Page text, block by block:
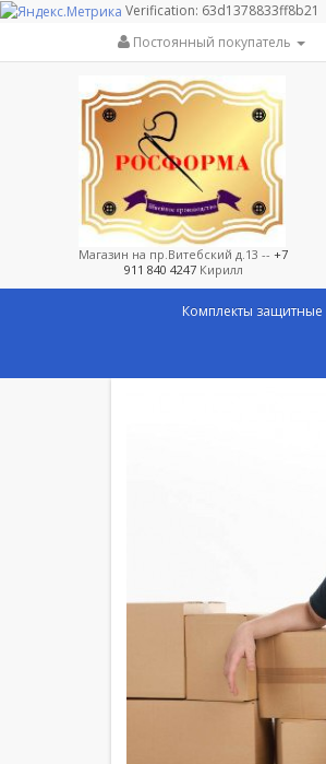
Verification: 63d1378833ff8b21
Постоянный покупатель
Магазин на пр.Витебский д.13 -- +7
911 840 4247Кирилл
Комплекты